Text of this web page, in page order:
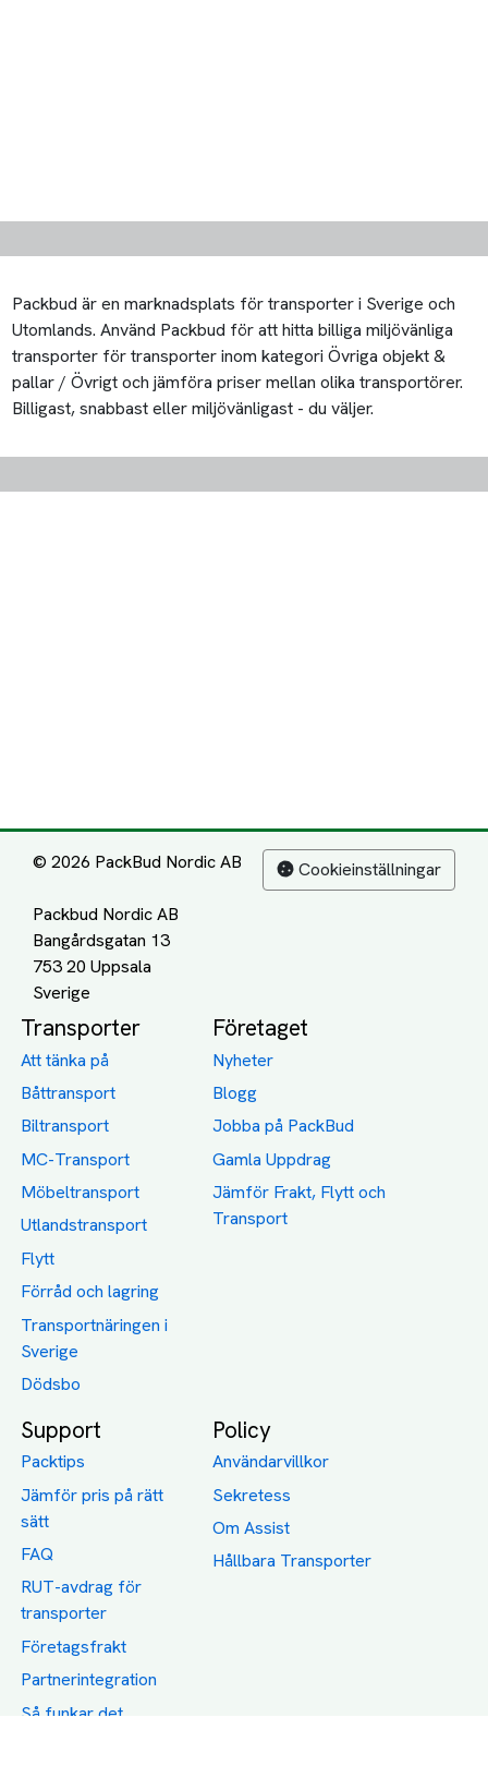
Packbud är en marknadsplats för transporter i Sverige och
Utomlands. Använd Packbud för att hitta billiga miljövänliga
transporter för transporter inom kategori Övriga objekt &
pallar / Övrigt och jämföra priser mellan olika transportörer.
Billigast, snabbast eller miljövänligast - du väljer.
© 2026 PackBud Nordic AB
Packbud Nordic AB
Bangårdsgatan 13
753 20 Uppsala
Cookieinställningar
Transporter
Att tänka på
Båttransport
Biltransport
MC-Transport
Möbeltransport
Utlandstransport
Flytt
Förråd och lagring
Transportnäringen i
Sverige
Dödsbo
Företaget
Nyheter
Blogg
Jobba på PackBud
Gamla Uppdrag
Jämför Frakt, Flytt och
Transport
Support
Packtips
Jämför pris på rätt
sätt
FAQ
RUT-avdrag för
transporter
Företagsfrakt
Partnerintegration
Så funkar det
Policy
Användarvillkor
Sekretess
Om Assist
Hållbara Transporter